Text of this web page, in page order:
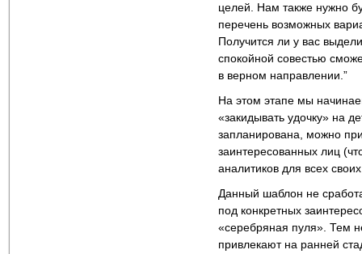
целей. Нам также нужно
перечень возможных
Получится ли у вас
спокойной совестью
в верном направлении.”
На этом этапе мы
«закидывать удочку» на
запланирована, можно
заинтересованных лиц
аналитиков для всех
Данный шаблон не
под конкретных
«серебряная пуля». Тем
привлекают на ранней